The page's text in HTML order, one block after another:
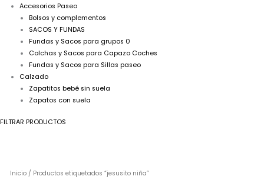
Accesorios Paseo
Bolsos y complementos
SACOS Y FUNDAS
Fundas y Sacos para grupos 0
Colchas y Sacos para Capazo Coches
Fundas y Sacos para Sillas paseo
Calzado
Zapatitos bebé sin suela
Zapatos con suela
FILTRAR PRODUCTOS
Inicio/ Productos etiquetados “jesusito niña”